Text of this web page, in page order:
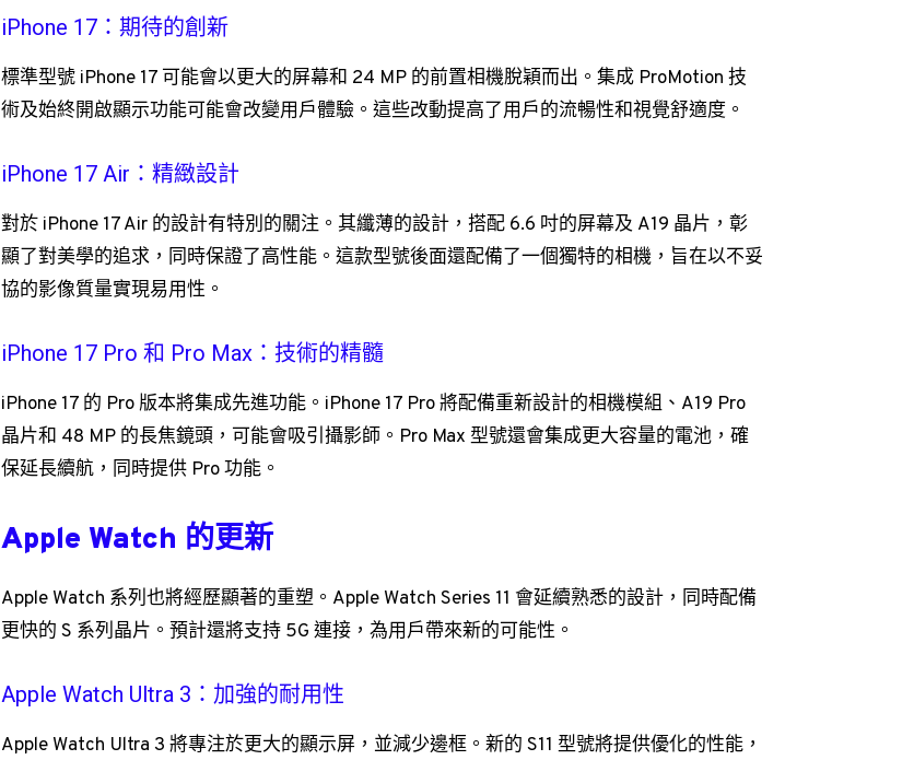
iPhone 17：期待的創新
標準型號 iPhone 17 可能會以更大的屏幕和 24 MP 的前置相機脫穎而出。集成 ProMotion 技
術及始終開啟顯示功能可能會改變用戶體驗。這些改動提高了用戶的流暢性和視覺舒適度。
iPhone 17 Air：精緻設計
對於 iPhone 17 Air 的設計有特別的關注。其纖薄的設計，搭配 6.6 吋的屏幕及 A19 晶片，彰
顯了對美學的追求，同時保證了高性能。這款型號後面還配備了一個獨特的相機，旨在以不妥
協的影像質量實現易用性。
iPhone 17 Pro 和 Pro Max：技術的精髓
iPhone 17 的 Pro 版本將集成先進功能。iPhone 17 Pro 將配備重新設計的相機模組、A19 Pro
晶片和 48 MP 的長焦鏡頭，可能會吸引攝影師。Pro Max 型號還會集成更大容量的電池，確
保延長續航，同時提供 Pro 功能。
Apple Watch 的更新
Apple Watch 系列也將經歷顯著的重塑。Apple Watch Series 11 會延續熟悉的設計，同時配備
更快的 S 系列晶片。預計還將支持 5G 連接，為用戶帶來新的可能性。
Apple Watch Ultra 3：加強的耐用性
Apple Watch Ultra 3 將專注於更大的顯示屏，並減少邊框。新的 S11 型號將提供優化的性能，